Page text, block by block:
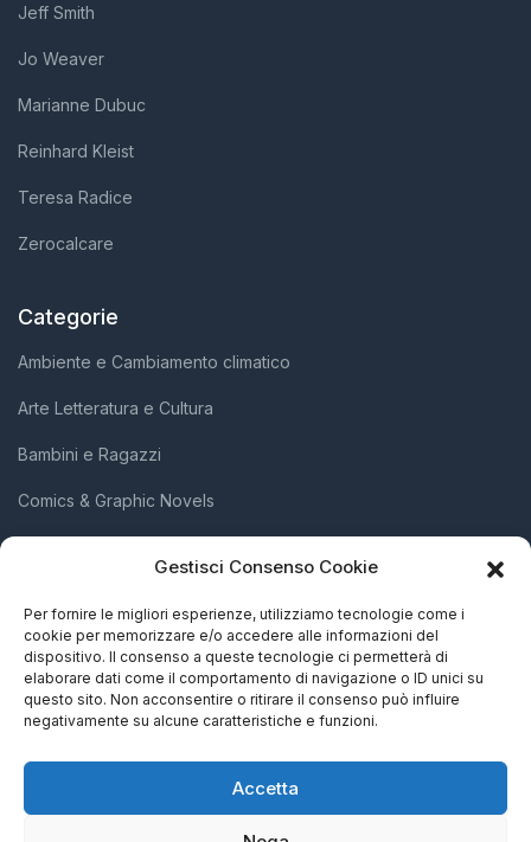
Gestisci Consenso Cookie
Per fornire le migliori esperienze, utilizziamo tecnologie come i
cookie per memorizzare e/o accedere alle informazioni del
dispositivo. Il consenso a queste tecnologie ci permetterà di
elaborare dati come il comportamento di navigazione o ID unici su
questo sito. Non acconsentire o ritirare il consenso può influire
negativamente su alcune caratteristiche e funzioni.
Accetta
Jeff Smith
Jo Weaver
Marianne Dubuc
Reinhard Kleist
Teresa Radice
Zerocalcare
Categorie
Ambiente e Cambiamento climatico
Arte Letteratura e Cultura
Bambini e Ragazzi
Comics & Graphic Novels
Società e Attivismo
Storia Biografie e Memorie